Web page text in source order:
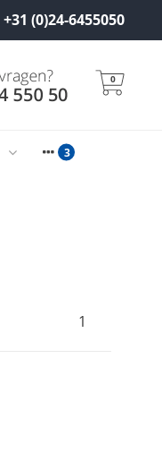
+31 (0)24-6455050
0
1